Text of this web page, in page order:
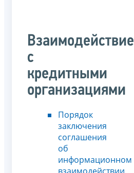
Взаимодействие
с
кредитными
организациями
Порядок
заключения
соглашения
об
информационном